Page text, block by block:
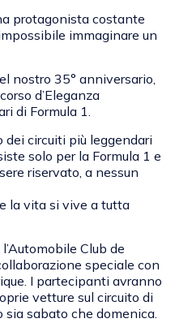
protagonista costante
immaginare un
nostro 35° anniversario,
d’Eleganza
di Formula 1.
dei circuiti più leggendari
solo per la Formula 1 e
riservato, a nessun
la vita si vive a tutta
Club de
speciale con
I partecipanti avranno
vetture sul circuito di
sia sabato che domenica.